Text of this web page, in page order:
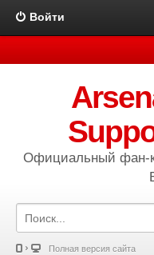
Войти
Официальный фан-
Полная версия сайта